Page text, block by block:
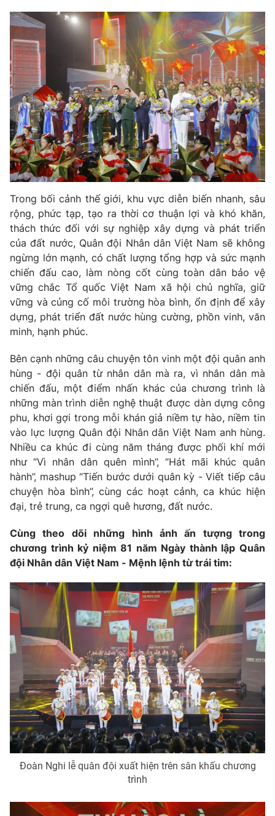
Trong bối cảnh thế giới, khu vực diễn biến nhanh, sâu
rộng, phức tạp, tạo ra thời cơ thuận lợi và khó khăn,
thách thức đối với sự nghiệp xây dựng và phát triển
của đất nước, Quân đội Nhân dân Việt Nam sẽ không
ngừng lớn mạnh, có chất lượng tổng hợp và sức mạnh
chiến đấu cao, làm nòng cốt cùng toàn dân bảo vệ
vững chắc Tổ quốc Việt Nam xã hội chủ nghĩa, giữ
vững và củng cố môi trường hòa bình, ổn định để xây
dựng, phát triển đất nước hùng cường, phồn vinh, văn
minh, hạnh phúc.
Bên cạnh những câu chuyện tôn vinh một đội quân anh
hùng - đội quân từ nhân dân mà ra, vì nhân dân mà
chiến đấu, một điểm nhấn khác của chương trình là
những màn trình diễn nghệ thuật được dàn dựng công
phu, khơi gợi trong mỗi khán giả niềm tự hào, niềm tin
vào lực lượng Quân đội Nhân dân Việt Nam anh hùng.
Nhiều ca khúc đi cùng năm tháng được phối khí mới
như “Vì nhân dân quên mình”, “Hát mãi khúc quân
hành”, mashup “Tiến bước dưới quân kỳ - Viết tiếp câu
chuyện hòa bình”, cùng các hoạt cảnh, ca khúc hiện
đại, trẻ trung, ca ngợi quê hương, đất nước.
Cùng theo dõi những hình ảnh ấn tượng trong
chương trình kỷ niệm 81 năm Ngày thành lập Quân
đội Nhân dân Việt Nam - Mệnh lệnh từ trái tim:
Đoàn Nghi lễ quân đội xuất hiện trên sân khấu chương
trình